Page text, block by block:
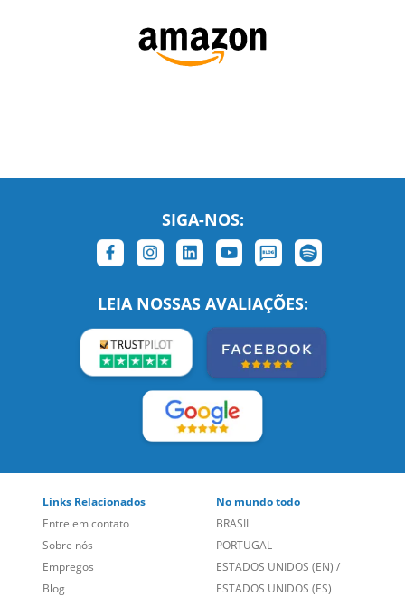
SIGA-NOS:
LEIA NOSSAS AVALIAÇÕES:
Sobre nós
Empregos
Blog
Social
Site Corporativo
PORTUGAL
ESTADOS UNIDOS (EN)
ESTADOS UNIDOS (ES)
CANADÁ (EN)/CANADÁ (FR)
REINO UNIDO E IRLANDA